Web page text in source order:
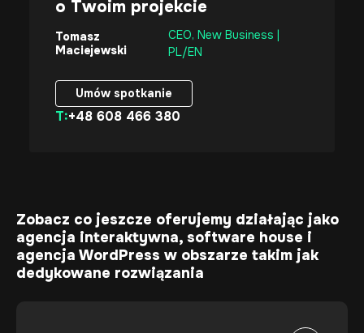
o Twoim projekcie
Tomasz
Maciejewski
CEO, New Business |
PL/EN
Umów spotkanie
Umów spotkanie
T:+48 608 466 380
Zobacz co jeszcze oferujemy działając jako
agencja interaktywna, software house i
agencja WordPress w obszarze takim jak
dedykowane rozwiązania